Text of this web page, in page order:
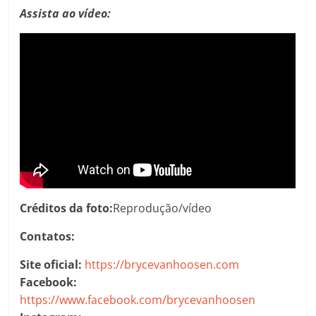
Assista ao vídeo:
Créditos da foto:Reprodução/vídeo
Contatos:
Site oficial: https://brycevanhoosen.com
Facebook:
https://www.facebook.com/brycevanhoosen